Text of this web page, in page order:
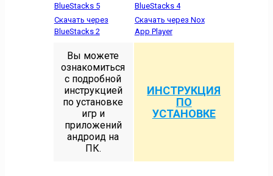
BlueStacks 5
BlueStacks 4
Скачать через
BlueStacks 2
Скачать через Nox
App Player
Вы можете
ознакомиться
с подробной
инструкцией
по установке
игр и
приложений
андроид на
ПК.
ИНСТРУКЦИЯ
ПО
УСТАНОВКЕ